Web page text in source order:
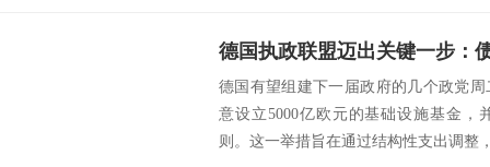
德国有望组建下一届政府的几个政党
意设立5000亿欧元的基础设施基金，
则。这一举措旨在通过结构性支出调整